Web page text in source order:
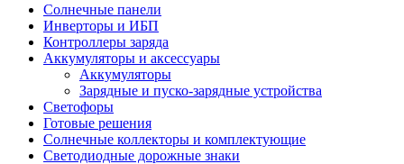
Солнечные панели
Инверторы и ИБП
Контроллеры заряда
Аккумуляторы и аксессуары
Аккумуляторы
Зарядные и пуско-зарядные устройства
Светофоры
Готовые решения
Солнечные коллекторы и комплектующие
Светодиодные дорожные знаки